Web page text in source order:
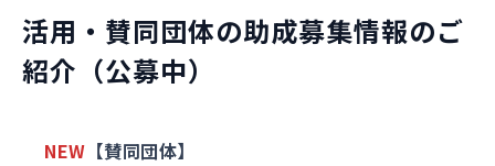
活用・賛同団体の助成募集情報のご
紹介（公募中）
NEW 【賛同団体】